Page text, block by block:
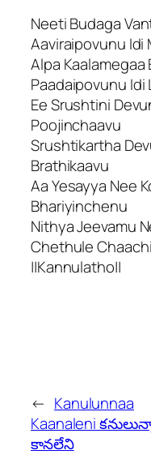
Neeti Budaga
Aaviraipovunu Idi
Alpa Kaalamegaa
Paadaipovunu
Ee Srushtini
Poojinchaavu
Srushtikartha
Brathikaavu
Aa Yesayya Nee
Bhariyinchenu
Nithya Jeevamu
Chethule
||Kannulatho||
← Kanulunnaa
Kaanaleni
కానలేని